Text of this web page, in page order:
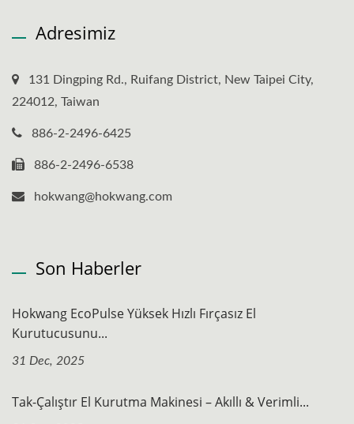
Adresimiz
131 Dingping Rd., Ruifang District, New Taipei City,
224012, Taiwan
886-2-2496-6425
886-2-2496-6538
hokwang@hokwang.com
Son Haberler
Hokwang EcoPulse Yüksek Hızlı Fırçasız El
Kurutucusunu...
31 Dec, 2025
Tak-Çalıştır El Kurutma Makinesi – Akıllı & Verimli...